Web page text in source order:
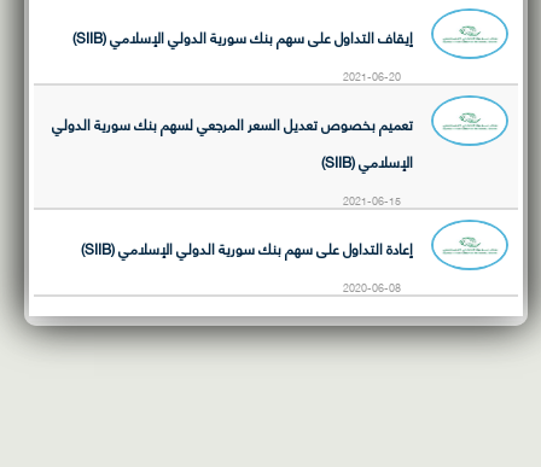
إيقاف التداول على سهم بنك سورية الدولي الإسلامي (SIIB)
2021-06-20
تعميم بخصوص تعديل السعر المرجعي لسهم بنك سورية الدولي
الإسلامي (SIIB)
2021-06-15
إعادة التداول على سهم بنك سورية الدولي الإسلامي (SIIB)
2020-06-08